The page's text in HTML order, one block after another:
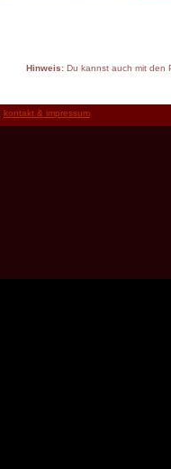
Hinweis:Du kannst auch mit den
kontakt & impressum